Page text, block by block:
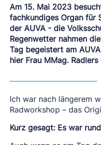
Am 15. Mai 2023
fachkundiges Organ für
der AUVA - die
Regenwetter nahmen
Tag begeistert am
hier Frau MMag.
Ich war nach längerem
Radworkshop – das
Kurz gesagt: Es war